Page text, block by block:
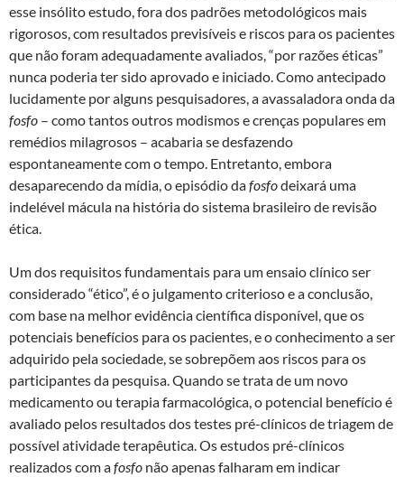
esse insólito estudo, fora dos padrões metodológicos mais
rigorosos, com resultados previsíveis e riscos para os pacientes
que não foram adequadamente avaliados, “por razões éticas”
nunca poderia ter sido aprovado e iniciado. Como antecipado
lucidamente por alguns pesquisadores, a avassaladora onda da
fosfo – como tantos outros modismos e crenças populares em
remédios milagrosos – acabaria se desfazendo
espontaneamente com o tempo. Entretanto, embora
desaparecendo da mídia, o episódio dafosfodeixará uma
indelével mácula na história do sistema brasileiro de revisão
ética.
Um dos requisitos fundamentais para um ensaio clínico ser
considerado “ético”, é o julgamento criterioso e a conclusão,
com base na melhor evidência científica disponível, que os
potenciais benefícios para os pacientes, e o conhecimento a ser
adquirido pela sociedade, se sobrepõem aos riscos para os
participantes da pesquisa. Quando se trata de um novo
medicamento ou terapia farmacológica, o potencial benefício é
avaliado pelos resultados dos testes pré-clínicos de triagem de
possível atividade terapêutica. Os estudos pré-clínicos
realizados com afosfo não apenas falharam em indicar